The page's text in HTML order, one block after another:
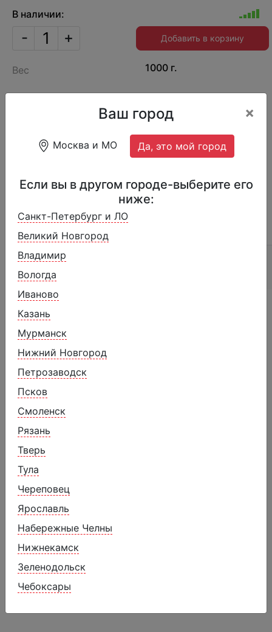
Ваш город ×
Москва и МО Да, это мой город
Если вы в другом городе-выберите его
ниже:
Санкт-Петербург и ЛО
Великий Новгород
Владимир
Вологда
Иваново
Казань
Мурманск
Нижний Новгород
Петрозаводск
Псков
Смоленск
Рязань
Тверь
Тула
Череповец
Ярославль
Набережные Челны
Нижнекамск
Зеленодольск
Чебоксары
В наличии:
- + Добавить в корзину
Вес 1000 г.
411М
Пломбир ванильный с шоколадной крошкой
ОПИСАНИЕ ОТЗЫВЫ (19)
12%
1000 г.